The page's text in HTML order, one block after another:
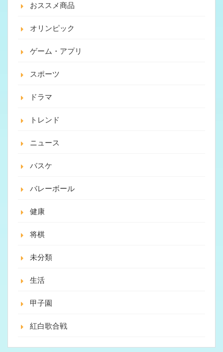
おススメ商品
オリンピック
ゲーム・アプリ
スポーツ
ドラマ
トレンド
ニュース
バスケ
バレーボール
健康
将棋
未分類
生活
甲子園
紅白歌合戦